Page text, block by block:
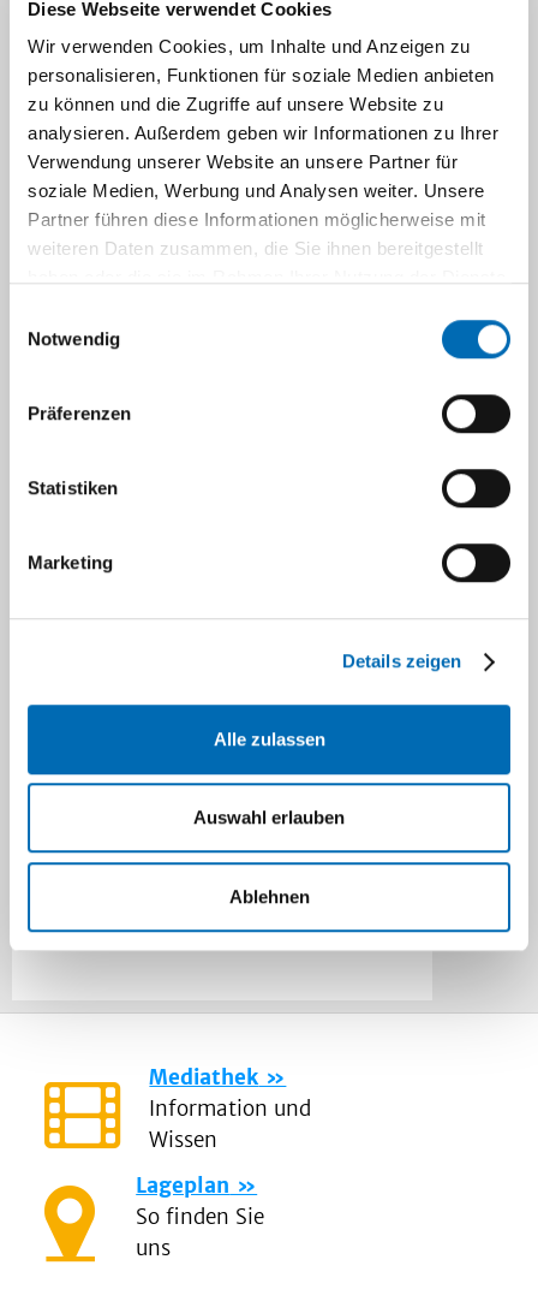
Diese Webseite verwendet Cookies
Wir verwenden Cookies, um Inhalte und Anzeigen zu
personalisieren, Funktionen für soziale Medien anbieten
zu können und die Zugriffe auf unsere Website zu
analysieren. Außerdem geben wir Informationen zu Ihrer
Verwendung unserer Website an unsere Partner für
soziale Medien, Werbung und Analysen weiter. Unsere
Partner führen diese Informationen möglicherweise mit
weiteren Daten zusammen, die Sie ihnen bereitgestellt
Notwendig
Präferenzen
Statistiken
Marketing
Details zeigen
Alle zulassen
Auswahl erlauben
Ablehnen
Navigation
Schilddrüse – Update 2024
Keine Veranstaltung verfügbar
Mediathek
Information und
Wissen
Lageplan
So finden Sie
uns